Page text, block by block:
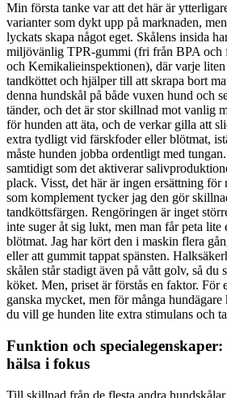
Min första tanke var att det här är
varianter som dykt upp på marknaden,
lyckats skapa något eget. Skålens insida
miljövänlig TPR-gummi (fri från BPA och
och Kemikalieinspektionen), där varje liten
tandköttet och hjälper till att skrapa bort
denna hundskål på både vuxen hund och
tänder, och det är stor skillnad mot vanlig
för hunden att äta, och de verkar gilla att
extra tydligt vid färskfoder eller blötmat,
måste hunden jobba ordentligt med
samtidigt som det aktiverar
plack. Visst, det här är ingen ersättning
som komplement tycker jag den gör
tandköttsfärgen. Rengöringen är inget
inte suger åt sig lukt, men man får peta lite
blötmat. Jag har kört den i maskin flera
eller att gummit tappat spänsten.
skålen står stadigt även på vått golv, så du
köket. Men, priset är förstås en faktor. För
ganska mycket, men för många
du vill ge hunden lite extra stimulans och
Funktion och
hälsa i fokus
Till skillnad från de flesta andra